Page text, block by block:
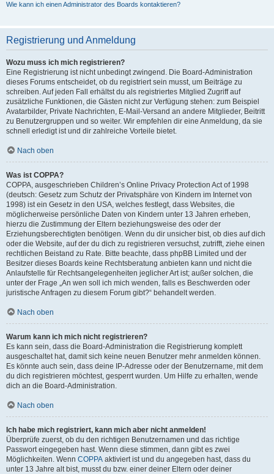
Wie kann ich einen Administrator des Boards kontaktieren?
Registrierung und Anmeldung
Wozu muss ich mich registrieren?
Eine Registrierung ist nicht unbedingt zwingend. Die Board-Administration
dieses Forums entscheidet, ob du registriert sein musst, um Beiträge zu
schreiben. Auf jeden Fall erhältst du als registriertes Mitglied Zugriff auf
zusätzliche Funktionen, die Gästen nicht zur Verfügung stehen: zum Beispiel
Avatarbilder, Private Nachrichten, E-Mail-Versand an andere Mitglieder, Beitritt
zu Benutzergruppen und so weiter. Wir empfehlen dir eine Anmeldung, da sie
schnell erledigt ist und dir zahlreiche Vorteile bietet.
Nach oben
Was ist COPPA?
COPPA, ausgeschrieben Children’s Online Privacy Protection Act of 1998
(deutsch: Gesetz zum Schutz der Privatsphäre von Kindern im Internet von
1998) ist ein Gesetz in den USA, welches festlegt, dass Websites, die
möglicherweise persönliche Daten von Kindern unter 13 Jahren erheben,
hierzu die Zustimmung der Eltern beziehungsweise des oder der
Erziehungsberechtigten benötigen. Wenn du dir unsicher bist, ob dies auf dich
oder die Website, auf der du dich zu registrieren versuchst, zutrifft, ziehe einen
rechtlichen Beistand zu Rate. Bitte beachte, dass phpBB Limited und der
Besitzer dieses Boards keine Rechtsberatung anbieten kann und nicht die
Anlaufstelle für Rechtsangelegenheiten jeglicher Art ist; außer solchen, die
unter der Frage „An wen soll ich mich wenden, falls es Beschwerden oder
juristische Anfragen zu diesem Forum gibt?“ behandelt werden.
Nach oben
Warum kann ich mich nicht registrieren?
Es kann sein, dass die Board-Administration die Registrierung komplett
ausgeschaltet hat, damit sich keine neuen Benutzer mehr anmelden können.
Es könnte auch sein, dass deine IP-Adresse oder der Benutzername, mit dem
du dich registrieren möchtest, gesperrt wurden. Um Hilfe zu erhalten, wende
dich an die Board-Administration.
Nach oben
Ich habe mich registriert, kann mich aber nicht anmelden!
Überprüfe zuerst, ob du den richtigen Benutzernamen und das richtige
Passwort eingegeben hast. Wenn diese stimmen, dann gibt es zwei
Möglichkeiten. Wenn COPPA aktiviert ist und du angegeben hast, dass du
unter 13 Jahre alt bist, musst du bzw. einer deiner Eltern oder deiner